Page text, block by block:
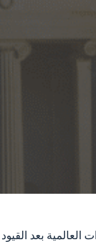
العالمية بعد